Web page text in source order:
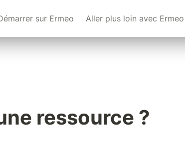
sur Ermeo Aller plus loin avec Ermeo
ressource ?